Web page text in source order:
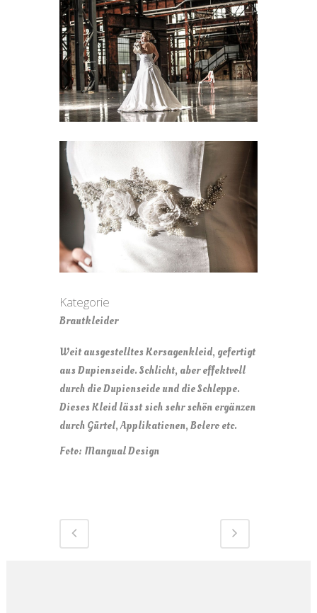
Kategorie
Brautkleider
Weit ausgestelltes Korsagenkleid, gefertigt
aus Dupionseide. Schlicht, aber effektvoll
durch die Dupionseide und die Schleppe.
Dieses Kleid lässt sich sehr schön ergänzen
durch Gürtel, Applikationen, Bolero etc.
Foto: Mangual Design